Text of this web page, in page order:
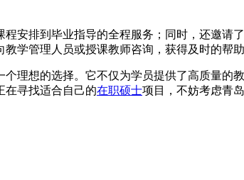
安排到毕业指导的全程服务；同时，还邀请
学管理人员或授课教师咨询，获得及时的帮助
理想的选择。它不仅为学员提供了高质量的
在寻找适合自己的在职硕士项目，不妨考虑青